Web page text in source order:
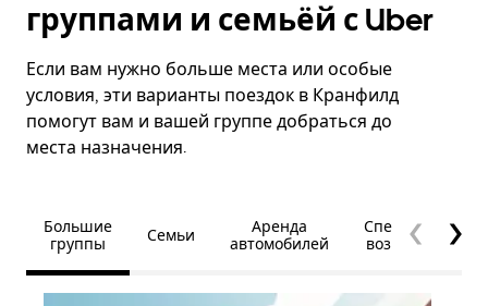
группами и семьёй с Uber
Если вам нужно больше места или особые
условия, эти варианты поездок в Кранфилд
помогут вам и вашей группе добраться до
места назначения.
Большие
группы
Семьи
Аренда
автомобилей
Специальные
возможности